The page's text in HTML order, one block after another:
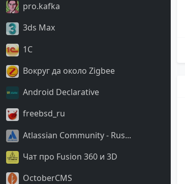
pro.kafka
3ds Max
1C
Вокруг да около Zigbee
Android Declarative
freebsd_ru
Atlassian Community - Rus...
Чат про Fusion 360 и 3D
OctoberCMS